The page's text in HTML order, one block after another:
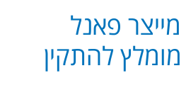
פאנל
מומלץ להתקין